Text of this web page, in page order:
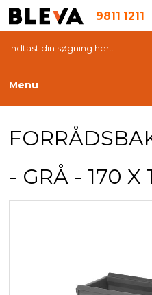
9811 1211
Menu
TRANSPORT
- GRÅ - 170 X